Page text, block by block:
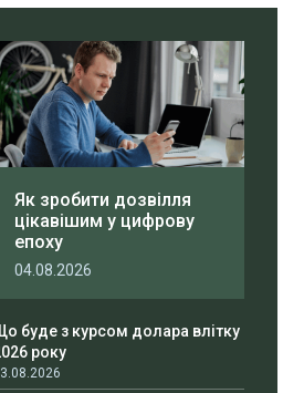
Як зробити дозвілля
цікавішим у цифрову
епоху
04.08.2026
буде з курсом долара влітку
року